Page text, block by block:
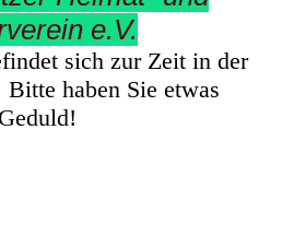
e.V.
sich zur Zeit in der
haben Sie etwas
Geduld!